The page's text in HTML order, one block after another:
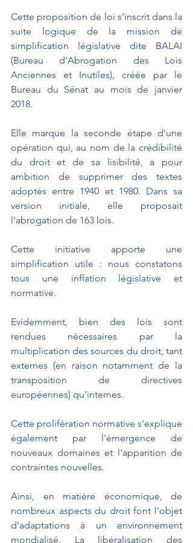
Cette proposition de loi s’inscrit dans la
suite logique de la mission de
simplification législative dite BALAI
(Bureau d’Abrogation des Lois
Anciennes et Inutiles), créée par le
Bureau du Sénat au mois de janvier
2018.
Elle marque la seconde étape d’une
opération qui, au nom de la crédibilité
du droit et de sa lisibilité, a pour
ambition de supprimer des textes
adoptés entre 1940 et 1980. Dans sa
version initiale, elle proposait
l’abrogation de 163 lois.
Cette initiative apporte une
simplification utile : nous constatons
tous une inflation législative et
normative.
Evidemment, bien des lois sont
rendues nécessaires par la
multiplication des sources du droit, tant
externes (en raison notamment de la
transposition de directives
européennes) qu'internes.
Cette prolifération normative s'explique
également par l'émergence de
nouveaux domaines et l'apparition de
contraintes nouvelles.
Ainsi, en matière économique, de
nombreux aspects du droit font l'objet
d'adaptations à un environnement
mondialisé. La libéralisation des